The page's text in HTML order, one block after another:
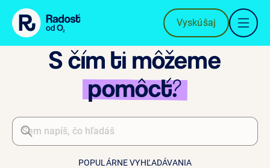
Preskočiť na obsah
Vyskúšaj
S čím ti môžeme
pomôcť?
POPULÁRNE VYHĽADÁVANIA